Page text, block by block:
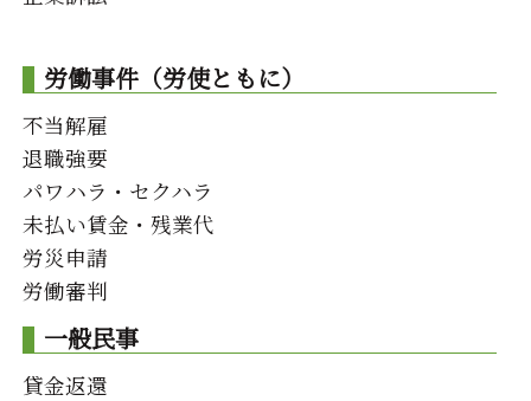
労働事件（労使ともに）
不当解雇
退職強要
パワハラ・セクハラ
未払い賃金・残業代
労災申請
労働審判
一般民事
貸金返還